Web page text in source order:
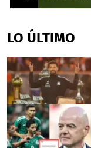
of
1
53
seconds
LO ÚLTIMO